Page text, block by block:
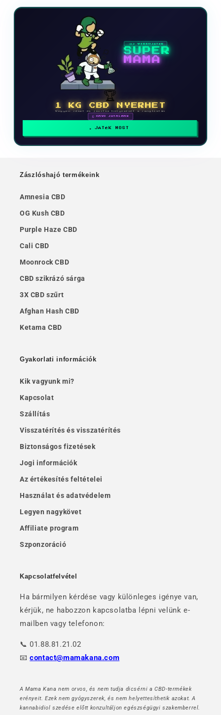
ÚJ VIDEOJÁTÉK
SUPER
MAMA
🏆
1 KG CBD NYERHET
Vegyen részt és javítsa helyezését a ranglistán
🗓 HAVI JUTALMAK
JÁTÉK MOST
Zászlóshajó termékeink
Amnesia CBD
OG Kush CBD
Purple Haze CBD
Cali CBD
Moonrock CBD
CBD szikrázó sárga
3X CBD szűrt
Afghan Hash CBD
Ketama CBD
Gyakorlati információk
Kik vagyunk mi?
Kapcsolat
Szállítás
Visszatérítés és visszatérítés
Biztonságos fizetések
Jogi információk
Az értékesítés feltételei
Használat és adatvédelem
Legyen nagykövet
Affiliate program
Szponzoráció
Kapcsolatfelvétel
Ha bármilyen kérdése vagy különleges igénye van,
kérjük, ne habozzon kapcsolatba lépni velünk e-
mailben vagy telefonon:
📞 01.88.81.21.02
📧contact@mamakana.com
A Mama Kana nem orvos, és nem tudja dicsérni a CBD-termékek
erényeit. Ezek nem gyógyszerek, és nem helyettesíthetik azokat. A
kannabidiol szedése előtt konzultáljon egészségügyi szakemberrel.